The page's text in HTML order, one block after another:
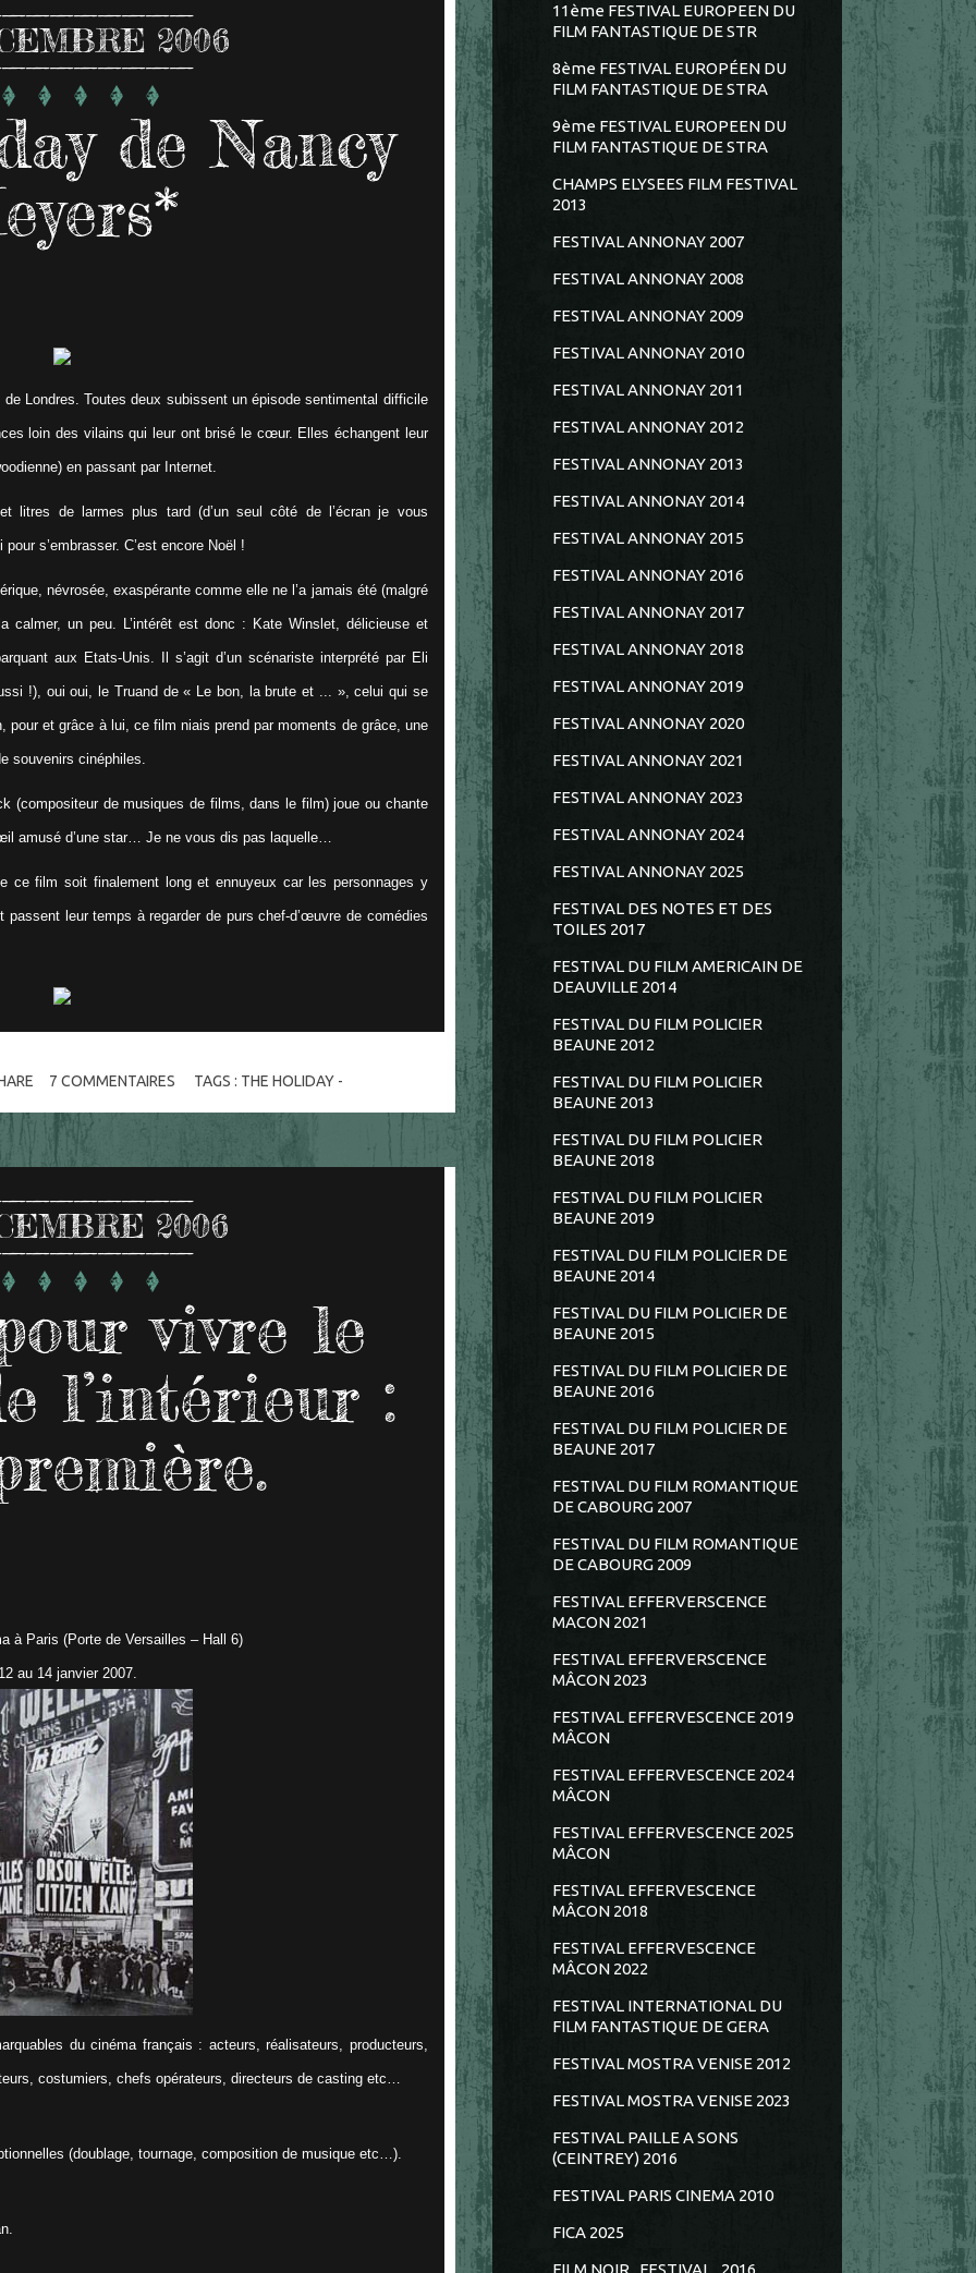
2006
de Nancy
Londres. Toutes deux subissent un épisode sentimental difficile
loin des vilains qui leur ont brisé le cœur. Elles échangent leur
en passant par Internet.
litres de larmes plus tard (d’un seul côté de l’écran je vous
s’embrasser. C’est encore Noël !
névrosée, exaspérante comme elle ne l’a jamais été (malgré
un peu. L’intérêt est donc : Kate Winslet, délicieuse et
aux Etats-Unis. Il s’agit d’un scénariste interprété par Eli
!), oui oui, le Truand de « Le bon, la brute et ... », celui qui se
et grâce à lui, ce film niais prend par moments de grâce, une
souvenirs cinéphiles.
(compositeur de musiques de films, dans le film) joue ou chante
amusé d’une star… Je ne vous dis pas laquelle…
ce film soit finalement long et ennuyeux car les personnages y
leur temps à regarder de purs chef-d’œuvre de comédies
7 COMMENTAIRES TAGS : THE HOLIDAY -
2006
vivre le
l’intérieur :
à Paris (Porte de Versailles – Hall 6)
au 14 janvier 2007.
du cinéma français : acteurs, réalisateurs, producteurs,
costumiers, chefs opérateurs, directeurs de casting etc…
(doublage, tournage, composition de musique etc…).
11ème FESTIVAL EUROPEEN DU
FILM FANTASTIQUE DE STR
8ème FESTIVAL EUROPÉEN DU
FILM FANTASTIQUE DE STRA
9ème FESTIVAL EUROPEEN DU
FILM FANTASTIQUE DE STRA
CHAMPS ELYSEES FILM FESTIVAL
2013
FESTIVAL ANNONAY 2007
FESTIVAL ANNONAY 2008
FESTIVAL ANNONAY 2009
FESTIVAL ANNONAY 2010
FESTIVAL ANNONAY 2011
FESTIVAL ANNONAY 2012
FESTIVAL ANNONAY 2013
FESTIVAL ANNONAY 2014
FESTIVAL ANNONAY 2015
FESTIVAL ANNONAY 2016
FESTIVAL ANNONAY 2017
FESTIVAL ANNONAY 2018
FESTIVAL ANNONAY 2019
FESTIVAL ANNONAY 2020
FESTIVAL ANNONAY 2021
FESTIVAL ANNONAY 2023
FESTIVAL ANNONAY 2024
FESTIVAL ANNONAY 2025
FESTIVAL DES NOTES ET DES
TOILES 2017
FESTIVAL DU FILM AMERICAIN DE
DEAUVILLE 2014
FESTIVAL DU FILM POLICIER
BEAUNE 2012
FESTIVAL DU FILM POLICIER
BEAUNE 2013
FESTIVAL DU FILM POLICIER
BEAUNE 2018
FESTIVAL DU FILM POLICIER
BEAUNE 2019
FESTIVAL DU FILM POLICIER DE
BEAUNE 2014
FESTIVAL DU FILM POLICIER DE
BEAUNE 2015
FESTIVAL DU FILM POLICIER DE
BEAUNE 2016
FESTIVAL DU FILM POLICIER DE
BEAUNE 2017
FESTIVAL DU FILM ROMANTIQUE
DE CABOURG 2007
FESTIVAL DU FILM ROMANTIQUE
DE CABOURG 2009
FESTIVAL EFFERVERSCENCE
MACON 2021
FESTIVAL EFFERVERSCENCE
MÂCON 2023
FESTIVAL EFFERVESCENCE 2019
MÂCON
FESTIVAL EFFERVESCENCE 2024
MÂCON
FESTIVAL EFFERVESCENCE 2025
MÂCON
FESTIVAL EFFERVESCENCE
MÂCON 2018
FESTIVAL EFFERVESCENCE
MÂCON 2022
FESTIVAL INTERNATIONAL DU
FILM FANTASTIQUE DE GERA
FESTIVAL MOSTRA VENISE 2012
FESTIVAL MOSTRA VENISE 2023
FESTIVAL PAILLE A SONS
(CEINTREY) 2016
FESTIVAL PARIS CINEMA 2010
FICA 2025